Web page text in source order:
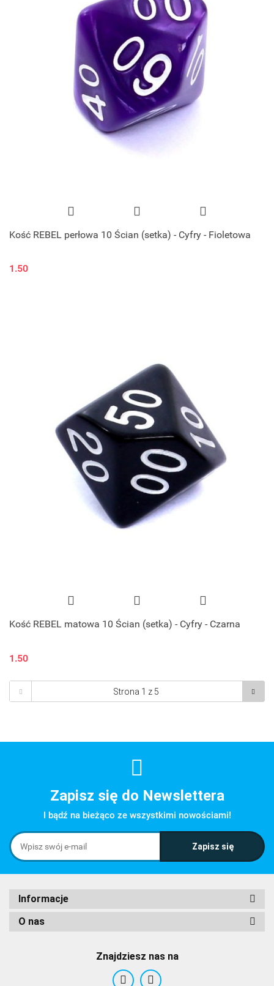
Kość REBEL perłowa 10 Ścian (setka) - Cyfry - Fioletowa
1.50
Kość REBEL matowa 10 Ścian (setka) - Cyfry - Czarna
1.50
Zapisz się do Newslettera
I bądź na bieżąco ze wszystkimi nowościami!
Informacje
O nas
Znajdziesz nas na